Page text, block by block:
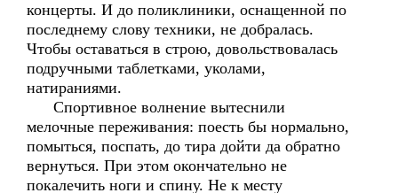
концерты. И до поликлиники, оснащенной по
последнему слову техники, не добралась.
Чтобы оставаться в строю, довольствовалась
подручными таблетками, уколами,
натираниями.
Спортивное волнение вытеснили
мелочные переживания: поесть бы нормально,
помыться, поспать, до тира дойти да обратно
вернуться. При этом окончательно не
покалечить ноги и спину. Не к месту